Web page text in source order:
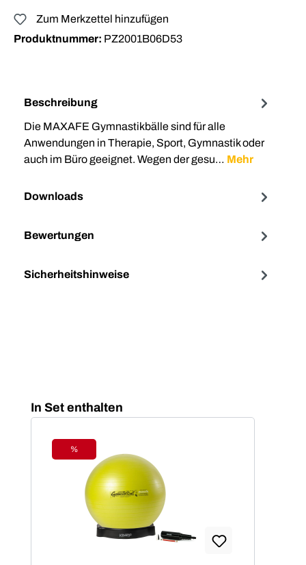
Zum Merkzettel hinzufügen
Produktnummer: PZ2001B06D53
Beschreibung
Die MAXAFE Gymnastikbälle sind für alle
Anwendungen in Therapie, Sport, Gymnastik oder
auch im Büro geeignet. Wegen der gesu… Mehr
Downloads
Bewertungen
Sicherheitshinweise
Produktgalerie überspringen
In Set enthalten
Rabatt
%